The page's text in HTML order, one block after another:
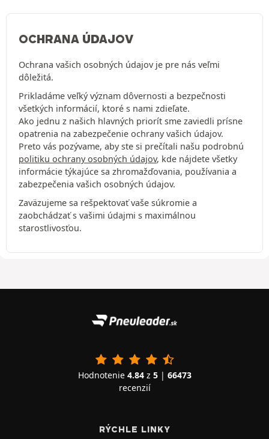
OCHRANA ÚDAJOV
Ochrana vašich osobných údajov je pre nás veľmi
dôležitá.
Prikladáme veľký význam dôvernosti a bezpečnosti
všetkých informácií, ktoré s nami zdieľate.
Ako jednu z našich hlavných priorít sme zaviedli prísne
opatrenia na zabezpečenie ochrany vašich údajov.
Preto vás pozývame, aby ste si prečítali našu podrobnú
politiku ochrany osobných údajov, kde nájdete všetky
informácie týkajúce sa zhromažďovania, používania a
zabezpečenia vašich osobných údajov.
Zaväzujeme sa rešpektovať vaše súkromie a
zaobchádzať s vašimi údajmi s maximálnou
starostlivosťou.
Hodnotenie 4.84z 5| 66473
recenzií
RÝCHLE LINKY